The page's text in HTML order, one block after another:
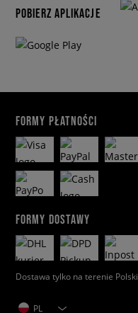
POBIERZ APLIKACJE
FORMY PŁATNOŚCI
FORMY DOSTAWY
Dostawa tylko na terenie Polski
PL